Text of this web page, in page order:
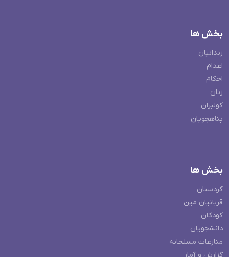
بخش ها
زندانیان
اعدام
احکام
زنان
کولبران
پناهجویان
بخش ها
کردستان
قربانیان مین
کودکان
دانشجویان
منازعات مسلحانه